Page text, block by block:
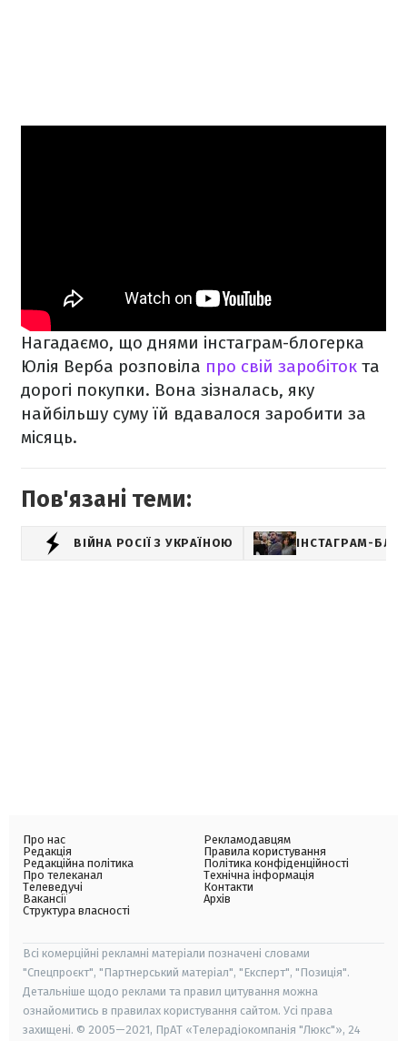
Нагадаємо, що днями інстаграм-блогерка
Юлія Верба розповіла про свій заробіток та
дорогі покупки. Вона зізналась, яку
найбільшу суму їй вдавалося заробити за
місяць.
Пов'язані теми:
ВІЙНА РОСІЇ З УКРАЇНОЮ ІНСТАГРАМ-
Про нас
Редакція
Редакційна політика
Про телеканал
Телеведучі
Вакансії
Структура власності
Рекламодавцям
Правила користування
Політика конфіденційності
Технічна інформація
Контакти
Архів
Всі комерційні рекламні матеріали позначені словами
"Спецпроєкт", "Партнерський матеріал", "Експерт", "Позиція".
Детальніше щодо реклами та правил цитування можна
ознайомитись в правилах користування сайтом. Усі права
захищені. © 2005—2021, ПрАТ «Телерадіокомпанія "Люкс"», 24